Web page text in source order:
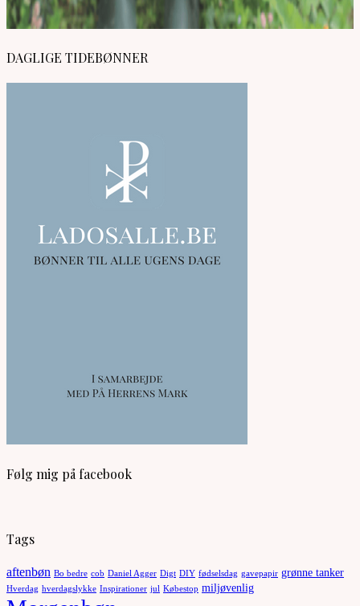
DAGLIGE TIDEBØNNER
Følg mig på facebook
Tags
aftenbøn Bo bedre cob Daniel Agger Digt DIY fødselsdag gavepapir grønne tanker
Hverdag hverdagslykke Inspirationer jul Købestop miljøvenlig